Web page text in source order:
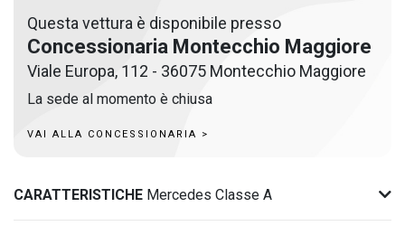
Questa vettura è disponibile presso
Concessionaria Montecchio Maggiore
Viale Europa, 112 - 36075 Montecchio Maggiore
La sede al momento è chiusa
VAI ALLA CONCESSIONARIA >
CARATTERISTICHE Mercedes Classe A